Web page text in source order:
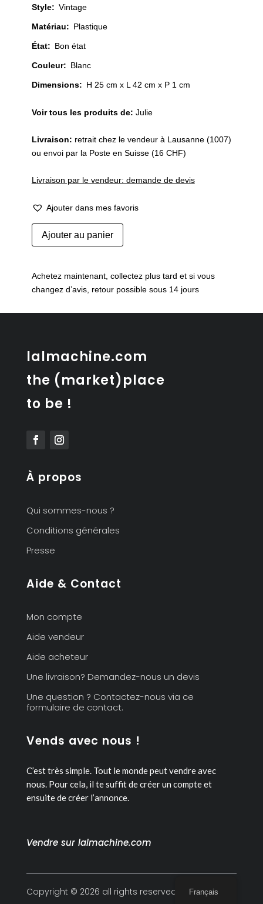
Style: Vintage
Matériau: Plastique
État: Bon état
Couleur: Blanc
Dimensions: H 25 cm x L 42 cm x P 1 cm
Voir tous les produits de: Julie
Livraison: retrait chez le vendeur à Lausanne (1007)
ou envoi par la Poste en Suisse (16 CHF)
Livraison par le vendeur: demande de devis
Ajouter dans mes favoris
quantité
de
cintres
Karhumuovi,
Ajouter au panier
Achetez maintenant, collectez plus tard et si vous
changez d’avis, retour possible sous 14 jours
lalmachine.com
the (market)place
to be !
À propos
Qui sommes-nous ?
Conditions générales
Presse
Aide & Contact
Mon compte
Aide vendeur
Aide acheteur
Une livraison? Demandez-nous un devis
Une question ? Contactez-nous via ce
formulaire de contact.
Vends avec nous !
C’est très simple. Tout le monde peut vendre avec
nous. Pour cela, il te suffit de créer un compte et
ensuite de créer l’annonce.
Vendre sur lalmachine.com
Copyright © 2026 all rights reserved Français